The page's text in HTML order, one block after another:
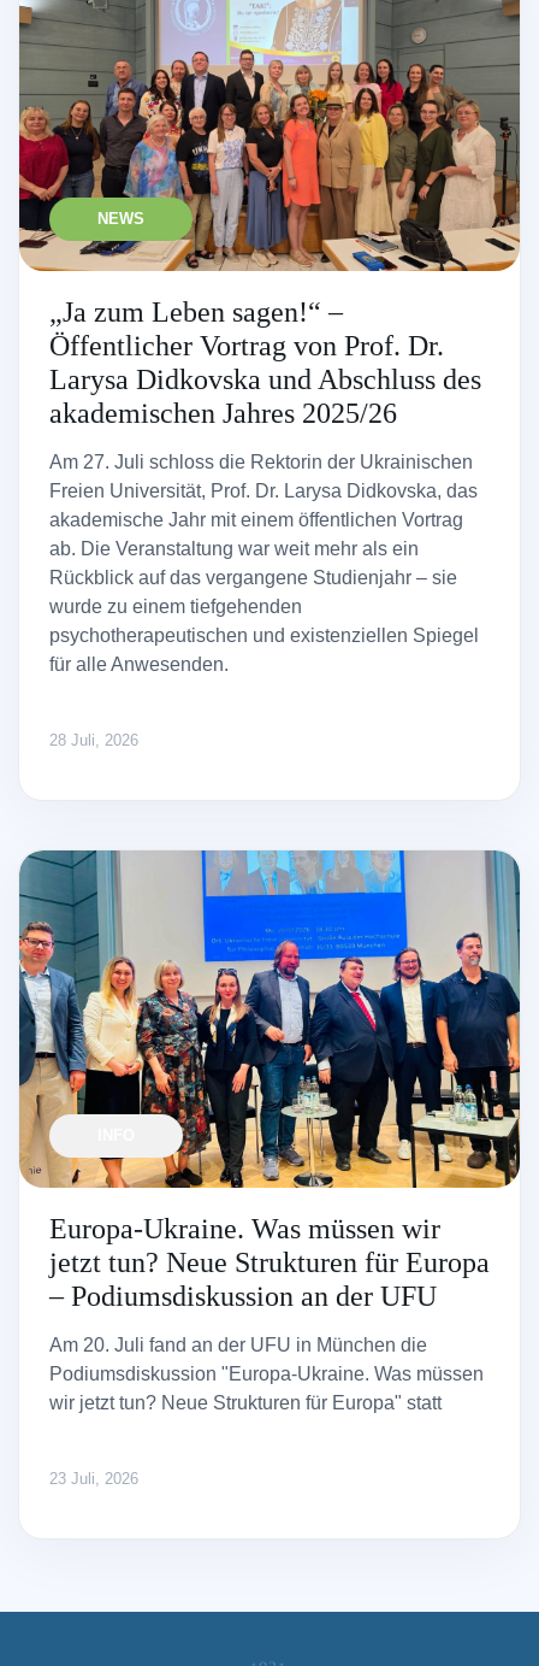
NEWS
„Ja zum Leben sagen!“ –
Öffentlicher Vortrag von Prof. Dr.
Larysa Didkovska und Abschluss des
akademischen Jahres 2025/26
Am 27. Juli schloss die Rektorin der Ukrainischen
Freien Universität, Prof. Dr. Larysa Didkovska, das
akademische Jahr mit einem öffentlichen Vortrag
ab. Die Veranstaltung war weit mehr als ein
Rückblick auf das vergangene Studienjahr – sie
wurde zu einem tiefgehenden
psychotherapeutischen und existenziellen Spiegel
für alle Anwesenden.
28 Juli, 2026
Europa-Ukraine. Was müssen wir
jetzt tun? Neue Strukturen für Europa
– Podiumsdiskussion an der UFU
Am 20. Juli fand an der UFU in München die
Podiumsdiskussion "Europa-Ukraine. Was müssen
wir jetzt tun? Neue Strukturen für Europa" statt
23 Juli, 2026